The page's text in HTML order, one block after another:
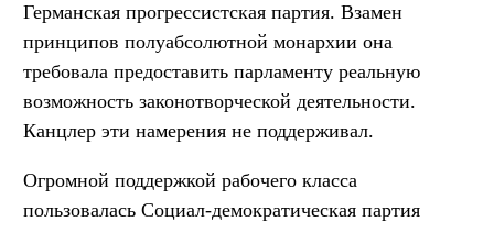
Германская прогрессистская партия. Взамен
принципов полуабсолютной монархии она
требовала предоставить парламенту реальную
возможность законотворческой деятельности.
Канцлер эти намерения не поддерживал.
Огромной поддержкой рабочего класса
пользовалась Социал-демократическая партия